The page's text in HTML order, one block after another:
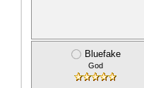
Bluefake
God